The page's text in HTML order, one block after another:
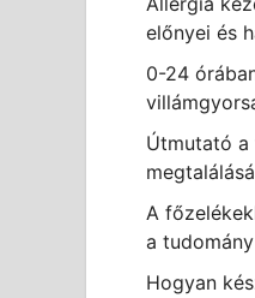
előnyei és
0-24
Útmutató a
A
a
Hogyan